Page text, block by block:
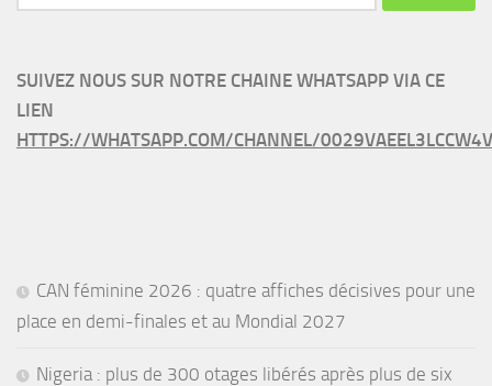
SUIVEZ NOUS SUR NOTRE CHAINE WHATSAPP VIA CE
LIEN
HTTPS://WHATSAPP.COM/CHANNEL/
CAN féminine 2026 : quatre affiches décisives pour une
place en demi-finales et au Mondial 2027
Nigeria : plus de 300 otages libérés après plus de six